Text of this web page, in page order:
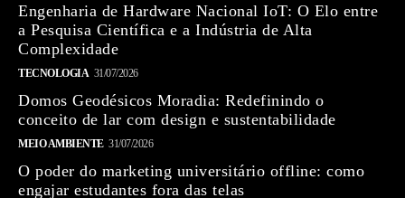
Engenharia de Hardware Nacional IoT: O Elo entre
a Pesquisa Científica e a Indústria de Alta
Complexidade
TECNOLOGIA 31/07/2026
Domos Geodésicos Moradia: Redefinindo o
conceito de lar com design e sustentabilidade
MEIO AMBIENTE 31/07/2026
O poder do marketing universitário offline: como
engajar estudantes fora das telas